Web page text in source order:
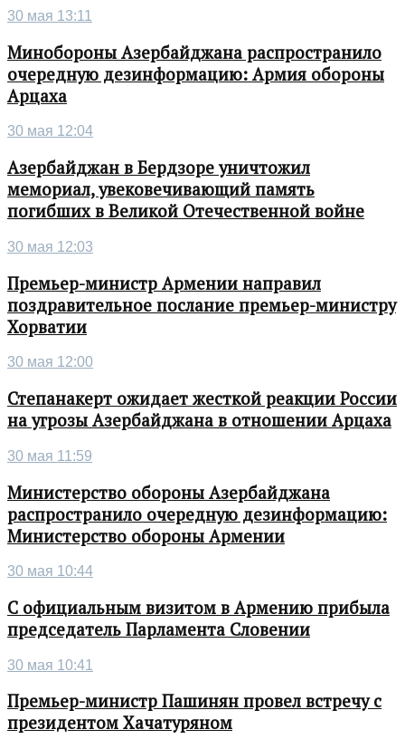
30 мая 13:11
Минобороны Азербайджана распространило
очередную дезинформацию: Армия обороны
Арцаха
30 мая 12:04
Азербайджан в Бердзоре уничтожил
мемориал, увековечивающий память
погибших в Великой Отечественной войне
30 мая 12:03
Премьер-министр Армении направил
поздравительное послание премьер-министру
Хорватии
30 мая 12:00
Степанакерт ожидает жесткой реакции России
на угрозы Азербайджана в отношении Арцаха
30 мая 11:59
Министерство обороны Азербайджана
распространило очередную дезинформацию:
Министерство обороны Армении
30 мая 10:44
С официальным визитом в Армению прибыла
председатель Парламента Словении
30 мая 10:41
Премьер-министр Пашинян провел встречу с
президентом Хачатуряном